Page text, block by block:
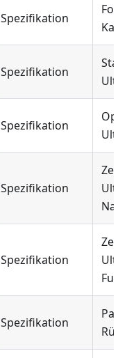
Spezifikation
Spezifikation
Spezifikation
Spezifikation
Zeigt
Spezifikation
Zeigt
Spezifikation